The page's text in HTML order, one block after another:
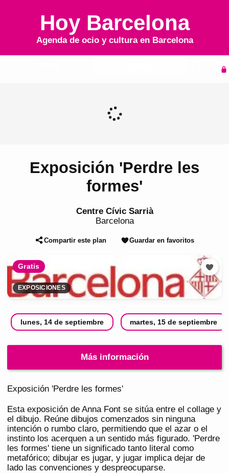
Hoy Barcelona
Agenda de ocio y cultura en Barcelona
Exposición 'Perdre les
formes'
Centre Cívic Sarrià
Barcelona
Compartir este plan Guardar en favoritos
Gratis
EXPOSICIONES
lunes, 14 de septiembre martes, 15 de septiembre
Más información
Exposición 'Perdre les formes'
Esta exposición de Anna Font se sitúa entre el collage y
el dibujo. Reúne dibujos comenzados sin ninguna
intención o rumbo claro, permitiendo que el azar o el
instinto los acerquen a un sentido más figurado. 'Perdre
les formes' tiene un significado tanto literal como
metafórico; dibujar es jugar, y jugar implica dejar de
lado las convenciones y despreocuparse.